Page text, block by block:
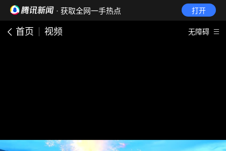
· 获取全网一手热点 打开
首页 视频 无障碍